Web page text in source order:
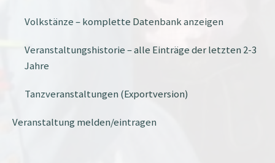
Volkstänze – komplette Datenbank anzeigen
Veranstaltungshistorie – alle Einträge der letzten 2-3
Jahre
Tanzveranstaltungen (Exportversion)
Veranstaltung melden/eintragen